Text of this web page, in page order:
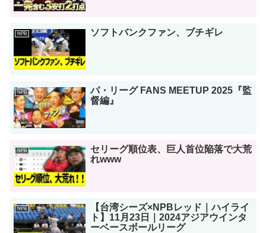
NPB ソフトバンクファン、ブチギレ
NPB
パ・リーグ FANS MEETUP 2025『監
督編』
NPB
セリーグ順位表、巨人首位陥落で大荒
れwww
NPB
【台湾シーズ×NPBレッド｜ハイライ
ト】11月23日｜2024アジアウインタ
ーベースボールリーグ